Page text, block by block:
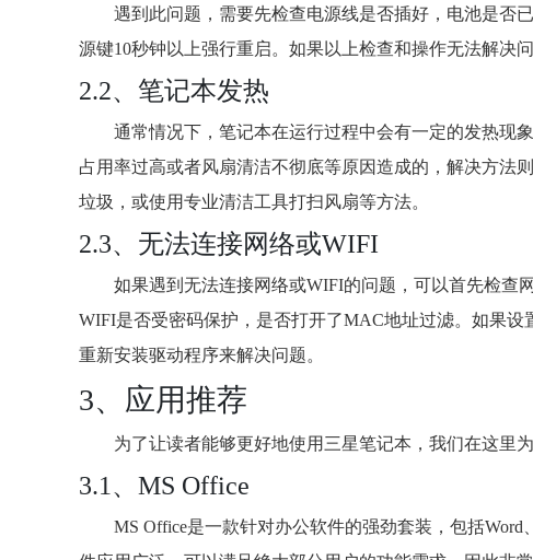
遇到此问题，需要先检查电源线是否插好，电池是否
源键10秒钟以上强行重启。如果以上检查和操作无法解决
2.2、笔记本发热
通常情况下，笔记本在运行过程中会有一定的发热现
占用率过高或者风扇清洁不彻底等原因造成的，解决方法
垃圾，或使用专业清洁工具打扫风扇等方法。
2.3、无法连接网络或WIFI
如果遇到无法连接网络或WIFI的问题，可以首先检查
WIFI是否受密码保护，是否打开了MAC地址过滤。如果
重新安装驱动程序来解决问题。
3、应用推荐
为了让读者能够更好地使用三星笔记本，我们在这里
3.1、MS Office
MS Office是一款针对办公软件的强劲套装，包括Word